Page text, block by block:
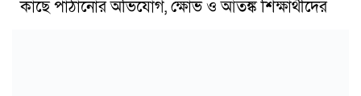
কাছে পাঠানোর অভিযোগ, ক্ষোভ ও আতঙ্ক শিক্ষার্থীদের